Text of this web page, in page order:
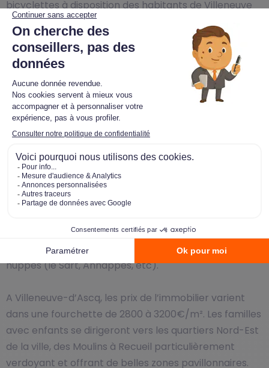
bicyclettes à disposition des habitants de Villeneuve
d’Ascq dans 19 stations réparties dans la ville.
L’INSEE comptabilise 25.960 logements à Villeneuve
d’Ascq. Ce parc immobilier se compose à 54%
d’appartements et 44,9% de maisons. (19,4 % de T1 et
T2, 42,7 % de T3 et T4 et 39,8 % de T5 et plus. Issue de
la fusion en 1970 des trois communes d’Ascq,
d’Annappes et de Flers-lez-Lille, Villeneuve-d’Ascq est
délimitée au nord la Marque et à l’est et par le canal
de Roubaix à Flers Breucq. La commune compte
actuellement 17 quartiers. La ville affiche une forte
disparité sociale d’un quartier à l’autre. Certains
concentrent exclusivement des logements sociaux
tandis que d’autres sont en revanche sont très
huppés (le Sart, Annappes, etc).
A Villeneuve-d’Ascq, les prix de l’immobilier varient
dans une fourchette de 2800 à 3200€/m². Les familles
avec enfants se dirigeront vers les quartiers Nord-Est
de la ville, des Moulins à Recueil particulièrement
verdoyant et offrant de belles zones pavillonnaires.